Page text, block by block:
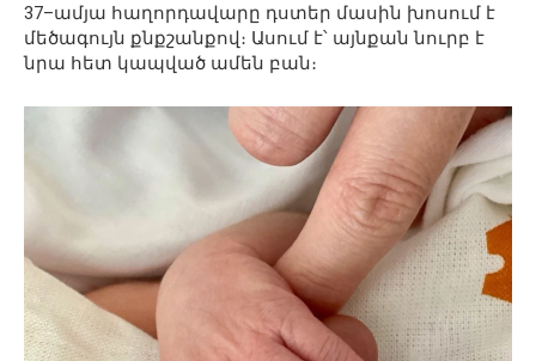
37–ամյա հաղորդավարը դստեր մասին խոսում է
մեծագույն քնքշանքով։ Ասում է՝ այնքան նուրբ է
նրա հետ կապված ամեն բան։